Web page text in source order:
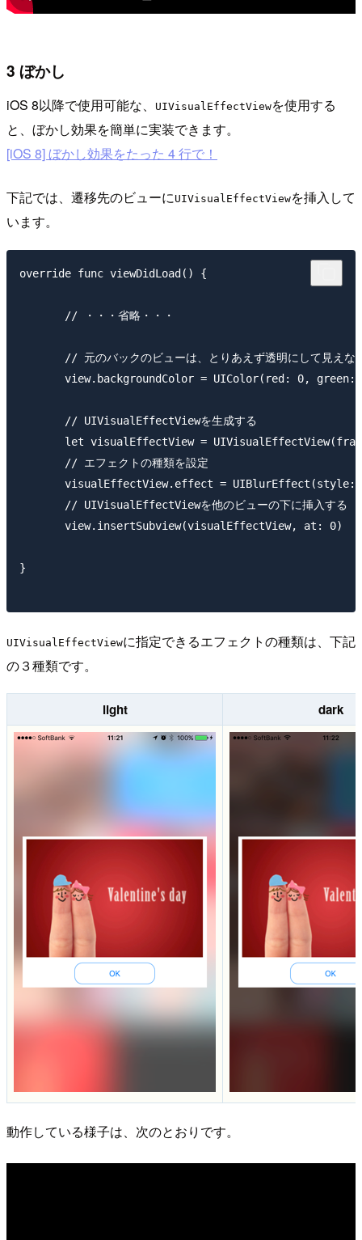
3 ぼかし
iOS 8以降で使用可能な、 UIVisualEffectViewを使用する
と、ぼかし効果を簡単に実装できます。
[iOS 8] ぼかし効果をたった 4 行で！
下記では、遷移先のビューにUIVisualEffectViewを挿入して
います。
override func viewDidLoad() {
// ・・・省略・・・
// 元のバックのビューは、とりあえず透明にして見えな
view.backgroundColor = UIColor(red: 0, green:
// UIVisualEffectViewを生成する
let visualEffectView =
// エフェクトの種類を設定
visualEffectView.effect = UIBlurEffect(style:
// UIVisualEffectViewを他のビューの下に挿入する
view.insertSubview(visualEffectView, at: 0)
}
UIVisualEffectViewに指定できるエフェクトの種類は、下記
の３種類です。
light dark
動作している様子は、次のとおりです。